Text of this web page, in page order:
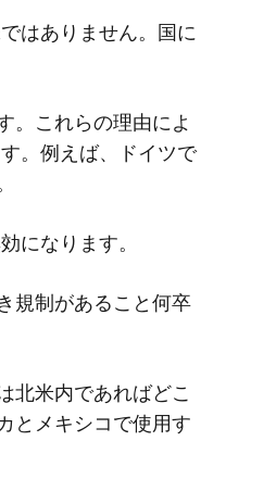
はありません。国に
。これらの理由によ
。例えば、ドイツで
になります。
規制があること何卒
北米内であればどこ
とメキシコで使用す